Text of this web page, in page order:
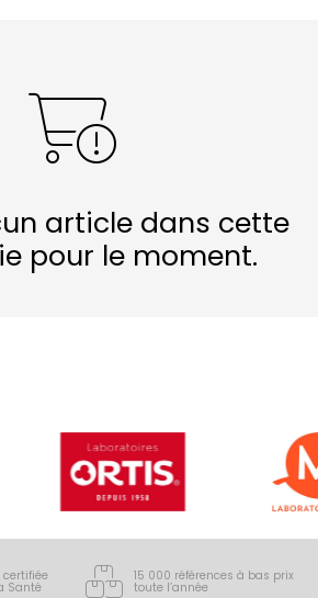
article dans cette
pour le moment.
Santé
15 000 références à bas prix
toute l’année